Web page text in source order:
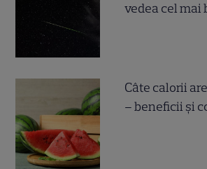
vedea cel mai
Câte calorii
– beneficii și